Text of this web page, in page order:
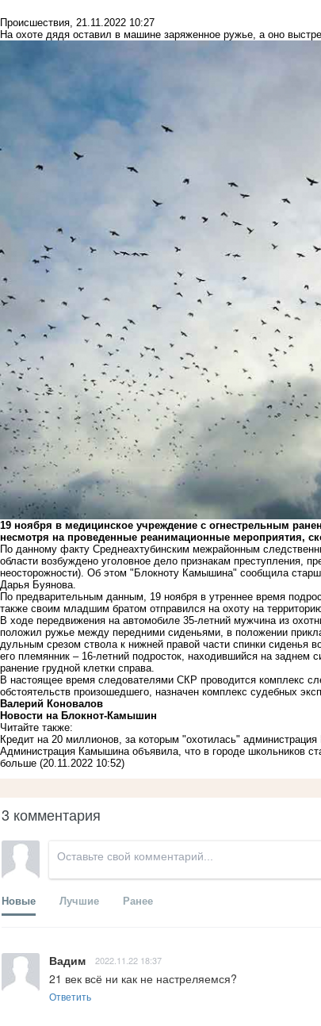
Происшествия, 21.11.2022 10:27
На охоте дядя оставил в машине заряженное ружье, а оно
19 ноября в медицинское учреждение с огнестрельным
несмотря на проведенные реанимационные мероприятия,
По данному факту Среднеахтубинским межрайонным
области возбуждено уголовное дело признакам преступления,
неосторожности). Об этом "Блокноту Камышина" сообщила
Дарья Буянова.
По предварительным данным, 19 ноября в утреннее время
также своим младшим братом отправился на охоту на
В ходе передвижения на автомобиле 35-летний мужчина из
положил ружье между передними сиденьями, в положении
дульным срезом ствола к нижней правой части спинки сиденья
его племянник – 16-летний подросток, находившийся на заднем
ранение грудной клетки справа.
В настоящее время следователями СКР проводится комплекс
обстоятельств произошедшего, назначен комплекс судебных
Валерий Коновалов
Новости на Блoкнoт-Камышин
Читайте также:
Кредит на 20 миллионов, за которым "охотилась"
Администрация Камышина объявила, что в городе школьников
больше (20.11.2022 10:52)
3 комментария
Новые Лучшие Ранее
Вадим 2022.11.22 18:37
21 век всё ни как не настреляемся?
Ответить